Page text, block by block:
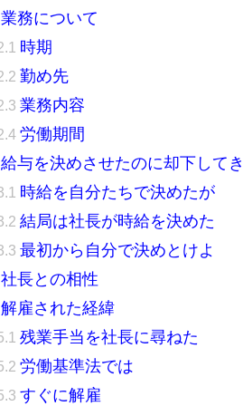
業務について
時期
勤め先
業務内容
労働期間
給与を決めさせたのに却下して
時給を自分たちで決めたが
結局は社長が時給を決めた
最初から自分で決めとけよ
社長との相性
解雇された経緯
残業手当を社長に尋ねた
労働基準法では
すぐに解雇